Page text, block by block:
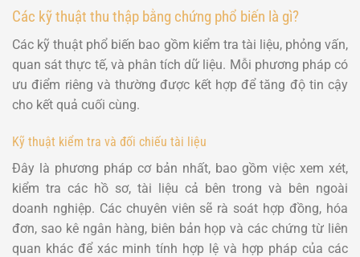
Các kỹ thuật thu thập bằng chứng phổ biến là gì?
Các kỹ thuật phổ biến bao gồm kiểm tra tài liệu, phỏng vấn,
quan sát thực tế, và phân tích dữ liệu. Mỗi phương pháp có
ưu điểm riêng và thường được kết hợp để tăng độ tin cậy
cho kết quả cuối cùng.
Kỹ thuật kiểm tra và đối chiếu tài liệu
Đây là phương pháp cơ bản nhất, bao gồm việc xem xét,
kiểm tra các hồ sơ, tài liệu cả bên trong và bên ngoài
doanh nghiệp. Các chuyên viên sẽ rà soát hợp đồng, hóa
đơn, sao kê ngân hàng, biên bản họp và các chứng từ liên
quan khác để xác minh tính hợp lệ và hợp pháp của các